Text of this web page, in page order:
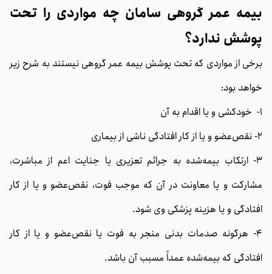
بیمه عمر گروهی سامان چه مواردی را تحت
پوشش ندارد؟
برخی از مواردی که تحت پوشش بیمه عمر گروهی نیستند به شرح زیر
خواهد بود:
1- خودكشی و یا اقدام به آن
2- نقص‌عضو و یا از كار افتادگی ناشی از بیماری
3- ارتكاب بیمه‌شده به جرائم تعزیری یا جنایت اعم از مباشرت،
مشاركت و یا معاونت در آن كه موجب فوت، نقص‌عضو و یا از كار
افتادگی و یا هزینه پزشکی وی شود.
4- هرگونه صدمات بدنی منجر به فوت یا نقص‌عضو و یا از كار
افتادگی كه بیمه‌شده عمداً مسبب آن باشد.